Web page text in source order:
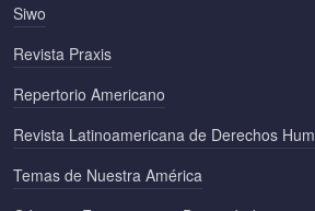
Siwo
Revista Praxis
Repertorio Americano
Revista Latinoamericana de Derechos
Temas de Nuestra América